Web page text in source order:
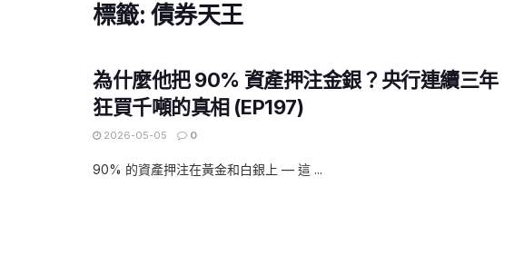
標籤: 債券天王
為什麼他把 90% 資產押注金銀？央行連續三年
狂買千噸的真相 (EP197)
2026-05-05 0
90% 的資產押注在黃金和白銀上 — 這 ...